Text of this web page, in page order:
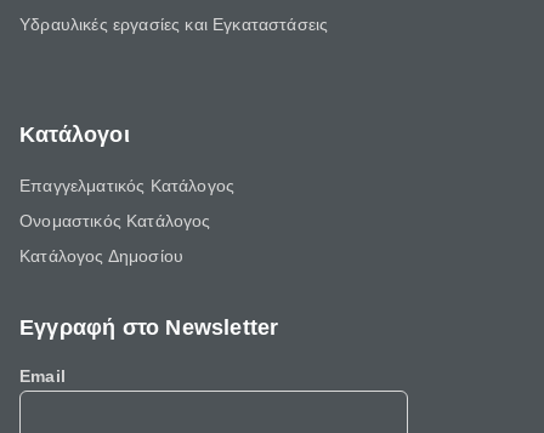
Υδραυλικές εργασίες και Εγκαταστάσεις
Κατάλογοι
Επαγγελματικός Κατάλογος
Ονομαστικός Κατάλογος
Κατάλογος Δημοσίου
Εγγραφή στο Newsletter
Email